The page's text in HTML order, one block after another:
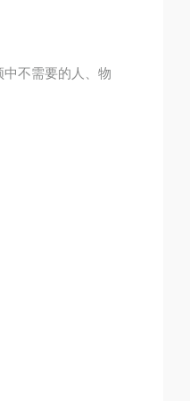
不需要的人、物